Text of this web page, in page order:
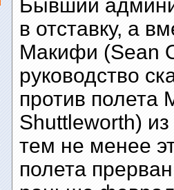
Бывший
в отставку, а
Макифи (Sean
руководство
против полета
Shuttleworth)
тем не менее
полета